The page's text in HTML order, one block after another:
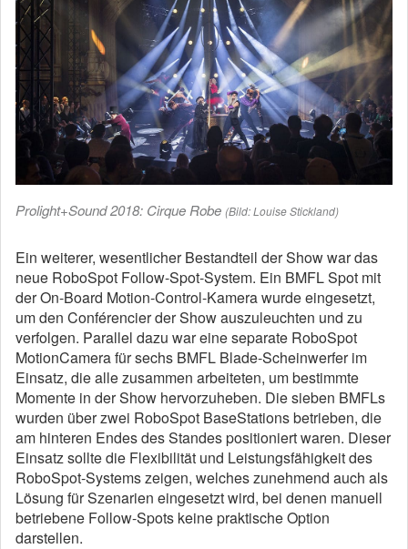
Prolight+Sound 2018: Cirque Robe (Bild: Louise Stickland)
Ein weiterer, wesentlicher Bestandteil der Show war das
neue RoboSpot Follow-Spot-System. Ein BMFL Spot mit
der On-Board Motion-Control-Kamera wurde eingesetzt,
um den Conférencier der Show auszuleuchten und zu
verfolgen. Parallel dazu war eine separate RoboSpot
MotionCamera für sechs BMFL Blade-Scheinwerfer im
Einsatz, die alle zusammen arbeiteten, um bestimmte
Momente in der Show hervorzuheben. Die sieben BMFLs
wurden über zwei RoboSpot BaseStations betrieben, die
am hinteren Endes des Standes positioniert waren. Dieser
Einsatz sollte die Flexibilität und Leistungsfähigkeit des
RoboSpot-Systems zeigen, welches zunehmend auch als
Lösung für Szenarien eingesetzt wird, bei denen manuell
betriebene Follow-Spots keine praktische Option
darstellen.